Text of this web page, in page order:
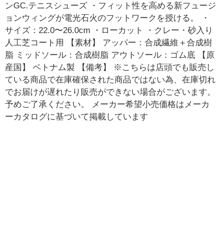
ンGC.テニスシューズ ・フィット性を高める新フュージ
ョンウィングが電光石火のフットワークを授ける。 ・
サイズ：22.0〜26.0cm ・ローカット ・クレー・砂入り
人工芝コート用 【素材】 アッパー：合成繊維＋合成樹
脂 ミッドソール：合成樹脂 アウトソール：ゴム底 【原
産国】 ベトナム製 【備考】 ※こちらは店頭でも販売し
ている商品で在庫確保された商品ではない為、在庫切れ
でお届けが遅れたり販売ができない場合がございます。
予めご了承ください。 メーカー希望小売価格はメーカ
ーカタログに基づいて掲載しています